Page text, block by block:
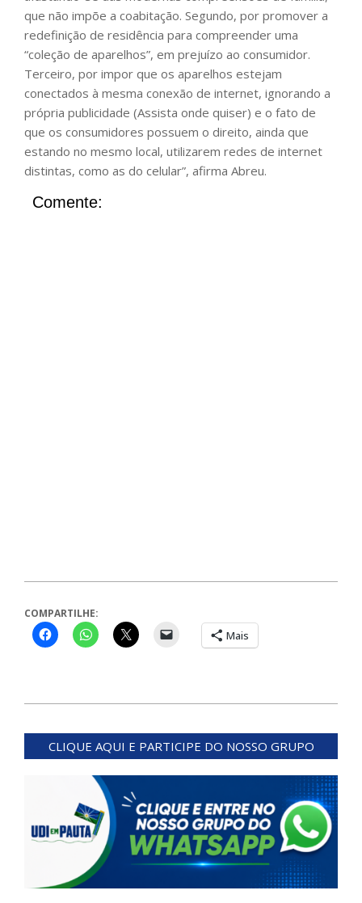
que não impõe a coabitação. Segundo, por promover a
redefinição de residência para compreender uma
“coleção de aparelhos”, em prejuízo ao consumidor.
Terceiro, por impor que os aparelhos estejam
conectados à mesma conexão de internet, ignorando a
própria publicidade (Assista onde quiser) e o fato de
que os consumidores possuem o direito, ainda que
estando no mesmo local, utilizarem redes de internet
distintas, como as do celular”, afirma Abreu.
Comente:
COMPARTILHE:
Mais
07-
CLIQUE AQUI E PARTICIPE DO NOSSO GRUPO